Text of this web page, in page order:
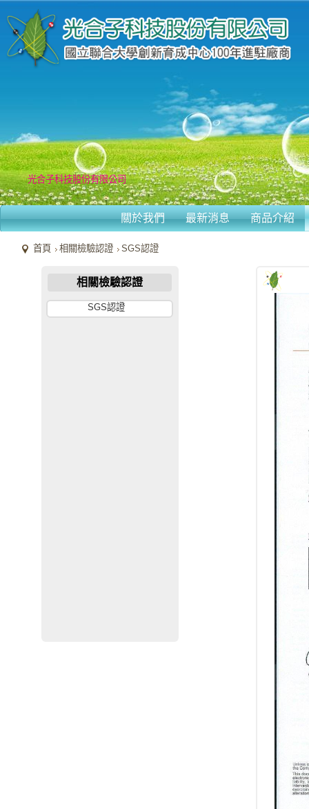
光合子科技股份有限公司
光合子科技股份有限公司
關於我們 最新消息 商品介紹
首頁 相關檢驗認證 SGS認證
相關檢驗認證
SGS認證